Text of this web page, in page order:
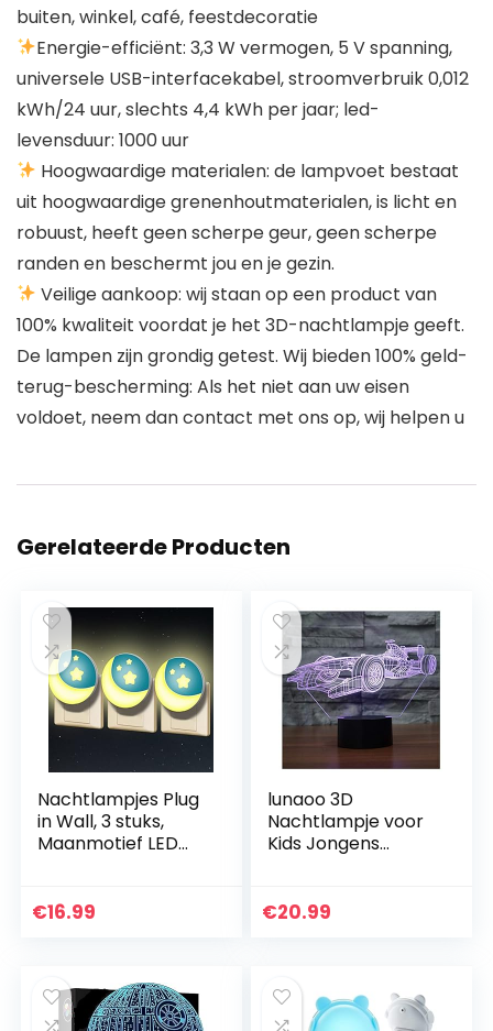
buiten, winkel, café, feestdecoratie
Energie-efficiënt: 3,3 W vermogen, 5 V spanning,
universele USB-interfacekabel, stroomverbruik 0,012
kWh/24 uur, slechts 4,4 kWh per jaar; led-
levensduur: 1000 uur
Hoogwaardige materialen: de lampvoet bestaat
uit hoogwaardige grenenhoutmaterialen, is licht en
robuust, heeft geen scherpe geur, geen scherpe
randen en beschermt jou en je gezin.
Veilige aankoop: wij staan op een product van
100% kwaliteit voordat je het 3D-nachtlampje geeft.
De lampen zijn grondig getest. Wij bieden 100% geld-
terug-bescherming: Als het niet aan uw eisen
voldoet, neem dan contact met ons op, wij helpen u
Gerelateerde Producten
Nachtlampjes Plug
in Wall, 3 stuks,
Maanmotief LED
Kinder Slaapkamer
€16.99
lunaoo 3D
Nachtlampje voor
Kids Jongens
Slaapkamer Naast
€20.99